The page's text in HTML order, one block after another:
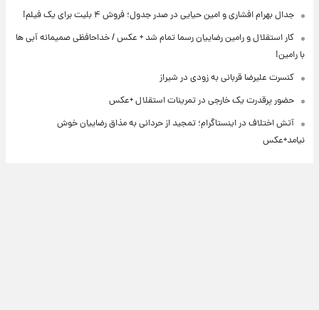
جدال بهرام افشاری و امین حیایی در صدر جدول؛ فروش ۴ بلیت برای یک فیلم!
کار استقلال و رامین رضاییان رسما تمام شد + عکس / خداحافظی صمیمانه آبی ها
با رامین!
کنسرت علیرضا قربانی به زودی در شیراز
حضور پرقدرت یک خارجی در تمرینات استقلال +عکس
آتش اختلاف در اینستاگرام؛ تمجید از حردانی به مذاق رضاییان خوش
نیامد+عکس